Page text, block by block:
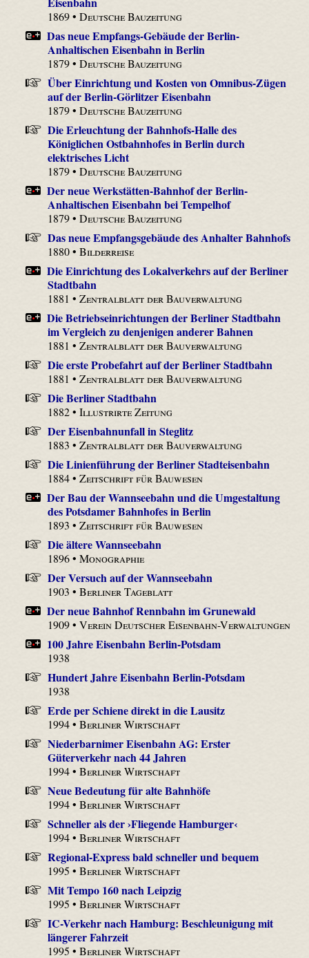
1869 •Deutsche Bauzeitung
Das neue Empfangs-Gebäude der Berlin-
Anhaltischen Eisenbahn in Berlin
1879 •Deutsche Bauzeitung
Über Einrichtung und Kosten von Omnibus-Zügen
auf der Berlin-Görlitzer Eisenbahn
1879 •Deutsche Bauzeitung
Die Erleuchtung der Bahnhofs-Halle des
Königlichen Ostbahnhofes in Berlin durch
elektrisches Licht
1879 •Deutsche Bauzeitung
Der neue Werkstätten-Bahnhof der Berlin-
Anhaltischen Eisenbahn bei Tempelhof
1879 •Deutsche Bauzeitung
Das neue Empfangsgebäude des Anhalter Bahnhofs
1880 •Bilderreise
Die Einrichtung des Lokalverkehrs auf der Berliner
Stadtbahn
1881 •Zentralblatt der Bauverwaltung
Die Betriebseinrichtungen der Berliner Stadtbahn
im Vergleich zu denjenigen anderer Bahnen
1881 •Zentralblatt der Bauverwaltung
Die erste Probefahrt auf der Berliner Stadtbahn
1881 •Zentralblatt der Bauverwaltung
Die Berliner Stadtbahn
1882 •Illustrirte Zeitung
Der Eisenbahnunfall in Steglitz
1883 •Zentralblatt der Bauverwaltung
Die Linienführung der Berliner Stadteisenbahn
1884 •Zeitschrift für Bauwesen
Der Bau der Wannseebahn und die Umgestaltung
des Potsdamer Bahnhofes in Berlin
1893 •Zeitschrift für Bauwesen
Die ältere Wannseebahn
1896 •Monographie
Der Versuch auf der Wannseebahn
1903 •Berliner Tageblatt
Der neue Bahnhof Rennbahn im Grunewald
1909 •Verein Deutscher Eisenbahn-Verwaltungen
100 Jahre Eisenbahn Berlin-Potsdam
1938
Hundert Jahre Eisenbahn Berlin-Potsdam
1938
Erde per Schiene direkt in die Lausitz
1994 •Berliner Wirtschaft
Niederbarnimer Eisenbahn AG: Erster
Güterverkehr nach 44 Jahren
1994 •Berliner Wirtschaft
Neue Bedeutung für alte Bahnhöfe
1994 •Berliner Wirtschaft
Schneller als der ›Fliegende Hamburger‹
1994 •Berliner Wirtschaft
Regional-Express bald schneller und bequem
1995 •Berliner Wirtschaft
Mit Tempo 160 nach Leipzig
1995 •Berliner Wirtschaft
IC-Verkehr nach Hamburg: Beschleunigung mit
längerer Fahrzeit
1995 •Berliner Wirtschaft